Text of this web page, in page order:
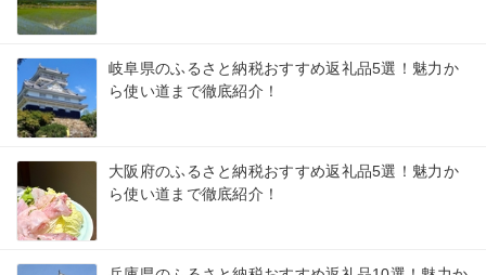
岐阜県のふるさと納税おすすめ返礼品5選！魅力か
ら使い道まで徹底紹介！
大阪府のふるさと納税おすすめ返礼品5選！魅力か
ら使い道まで徹底紹介！